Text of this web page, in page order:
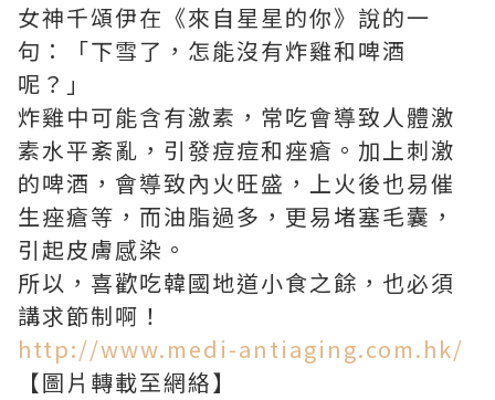
女神千頌伊在《來自星星的你》說的一
句：「下雪了，怎能沒有炸雞和啤酒
呢？」
炸雞中可能含有激素，常吃會導致人體激
素水平紊亂，引發痘痘和痤瘡。加上刺激
的啤酒，會導致內火旺盛，上火後也易催
生痤瘡等，而油脂過多，更易堵塞毛囊，
引起皮膚感染。
所以，喜歡吃韓國地道小食之餘，也必須
講求節制啊！
http://www.medi-antiaging.com.hk/
【圖片轉載至網絡】